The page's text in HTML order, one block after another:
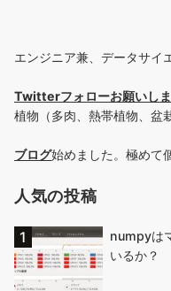
エンジニア兼、データサイ
Twitterフォローお願いし
植物（多肉、熱帯植物、盆
ブログ始めました。極めて
人気の投稿
numpyは
いるか？